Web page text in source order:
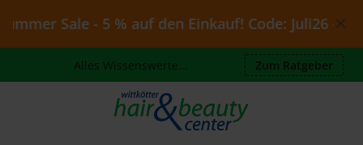
Zum Hauptinhalt springen
Sale - 5 % auf den Einkauf! Code: Juli26 -
Alles Wissenswerte... Zum Ratgeber